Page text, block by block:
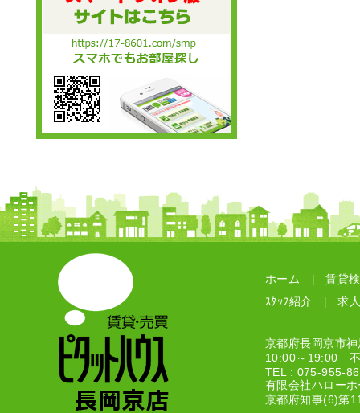
ホーム |
賃貸
ｽﾀｯﾌ紹介
| 求
京都府長岡京市
10:00～19:00
TEL : 075-955-
有限会社ハロー
京都府知事(6)第